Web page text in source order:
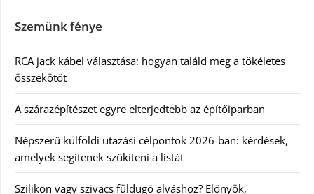
Szemünk fénye
RCA jack kábel választása: hogyan találd meg a tökéletes
összekötőt
A szárazépítészet egyre elterjedtebb az építőiparban
Népszerű külföldi utazási célpontok 2026-ban: kérdések,
amelyek segítenek szűkíteni a listát
Szilikon vagy szivacs füldugó alváshoz? Előnyök,